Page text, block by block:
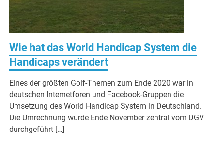
Wie hat das World Handicap System die
Handicaps verändert
Eines der größten Golf-Themen zum Ende 2020 war in
deutschen Internetforen und Facebook-Gruppen die
Umsetzung des World Handicap System in Deutschland.
Die Umrechnung wurde Ende November zentral vom DGV
durchgeführt […]